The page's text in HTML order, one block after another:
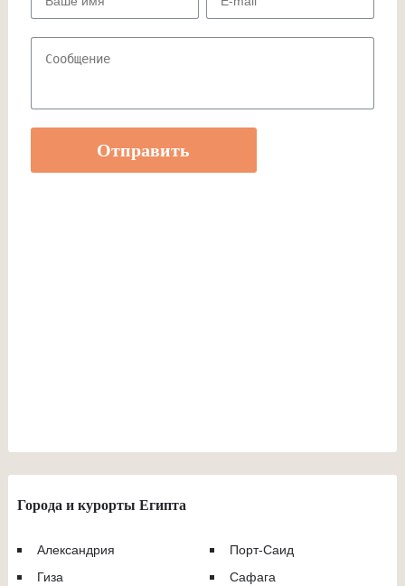
Города и курорты Египта
Александрия
Гиза
Порт-Саид
Сафага